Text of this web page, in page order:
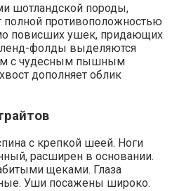
шотландской породы,
противоположностью
повисших ушек, придающих
фолды выделяются
с чудесным пышным
дополняет облик
с крепкой шеей. Ноги
расширен в основании.
щеками. Глаза
Уши посажены широко.